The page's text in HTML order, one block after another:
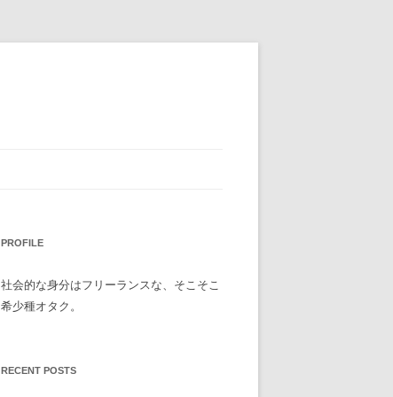
PROFILE
社会的な身分はフリーランスな、そこそこ
希少種オタク。
RECENT POSTS